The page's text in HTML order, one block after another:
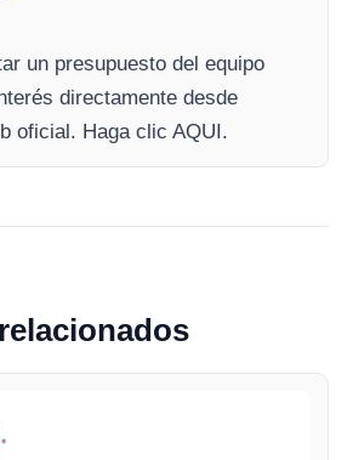
un presupuesto del equipo
directamente desde
oficial. Haga clic AQUI.